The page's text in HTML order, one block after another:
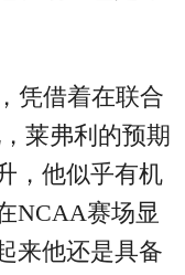
凭借着在联合
莱弗利的预期
，他似乎有机
NCAA赛场显
来他还是具备